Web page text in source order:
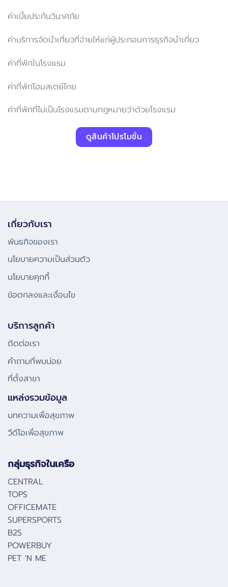
ค่าเบี้ยประกันวินาศภัย
ค่าบริการจัดนำเที่ยวที่จ่ายให้แก่ผู้ประกอบการธุรกิจนำเที่ยว
ค่าที่พักในโรงแรม
ค่าที่พักโฮมสเตย์ไทย
ค่าที่พักที่ไม่เป็นโรงแรมตามกฎหมายว่าด้วยโรงแรม
ดูสินค้าโปรโมชั่น
เกี่ยวกับเรา
พันธกิจของเรา
นโยบายความเป็นส่วนตัว
นโยบายคุกกี้
ข้อตกลงและเงื่อนไข
บริการลูกค้า
ติดต่อเรา
คําถามที่พบบ่อย
ที่ตั้งสาขา
แหล่งรวมข้อมูล
บทความเพื่อสุขภาพ
วีดีโอเพื่อสุขภาพ
กลุ่มธุรกิจในเครือ
CENTRAL
TOPS
OFFICEMATE
SUPERSPORTS
B2S
POWERBUY
PET ‘N ME